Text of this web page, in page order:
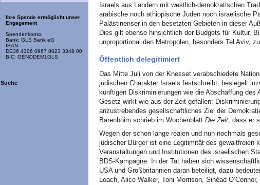
Ihre Spende ermöglicht unser
Engagement
Spendenkonto:
Bank: GLS Bank eG
IBAN:
DE36 4306 0967 8023 3348 00
BIC: GENODEM1GLS
Suche
Israels aus Ländern mit westlich-demokratischen
arabische noch äthiopische Juden noch israelische
Palästinenser in den besetzten Gebieten in dieser
Dies gilt ebenso hinsichtlich der Budgets für Kultur,
unproportional den Metropolen, besonders Tel Aviv,
Öffentlich delegitimiert
Das Mitte Juli von der Knesset verabschiedete
jüdischen Charakter Israels festschreibt, besiegelt
künftigen Diskriminierungen wie die Abschaffung
Gesetz wirkt wie aus der Zeit gefallen:
anzustrebendes gesellschaftliches Ziel der
Barenboim schrieb im Wochenblatt Die Zeit, dass er
Wegen der schon lange realen und nun nochmals
jüdischer Bürger ist eine Legitimität des gewaltfreien
Veranstaltungen und Institutionen des israelischen
BDS-Kampagne. In der Tat haben sich
USA und Großbritannien daran beteiligt, dazu
Loach, Alice Walker, Toni Morrison, Sinéad